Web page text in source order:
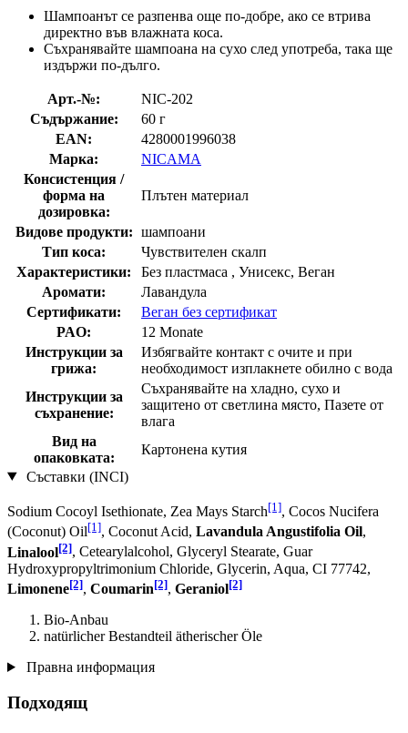
Шампоанът се разпенва още по-добре, ако се втрива
директно във влажната коса.
Съхранявайте шампоана на сухо след употреба, така ще
издържи по-дълго.
Арт.-№:
NIC-202
Съдържание:
60 г
EAN:
4280001996038
Марка:
NICAMA
Консистенция /
форма на
дозировка:
Плътен материал
Видове продукти: шампоани
Тип коса:
Чувствителен скалп
Характеристики:
Без пластмаса , Унисекс, Веган
Аромати:
Лавандула
Сертификати:
Веган без сертификат
PAO:
12 Monate
Инструкции за
грижа:
Избягвайте контакт с очите и при
необходимост изплакнете обилно с вода
Инструкции за
съхранение:
Съхранявайте на хладно, сухо и
защитено от светлина място, Пазете от
влага
Вид на
опаковката:
Картонена кутия
Съставки (INCI)
Sodium Cocoyl Isethionate, Zea Mays Starch[1], Cocos Nucifera
(Coconut) Oil[1], Coconut Acid, Lavandula Angustifolia Oil,
Linalool[2], Cetearylalcohol, Glyceryl Stearate, Guar
Hydroxypropyltrimonium Chloride, Glycerin, Aqua, CI 77742,
Limonene[2], Coumarin[2], Geraniol[2]
Bio-Anbau
natürlicher Bestandteil ätherischer Öle
Правна информация
Подходящ